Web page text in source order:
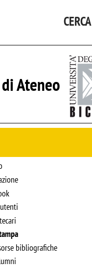
CERCA
Ateneo
bibliografiche